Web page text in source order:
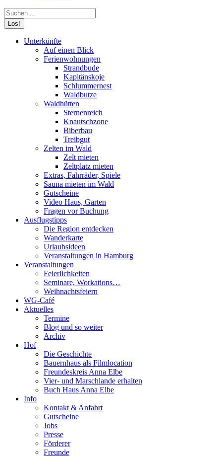
Search:
Unterkünfte
Auf einen Blick
Ferienwohnungen
Strandbude
Kapitänskoje
Schlummernest
Waldbutze
Waldhütten
Sternenreich
Knautschzone
Biberbau
Treibgut
Zelten im Wald
Zelt mieten
Zeltplatz mieten
Extras, Fahrräder, Spiele
Sauna mieten im Wald
Gutscheine
Video Haus, Garten
Fragen vor Buchung
Ausflugstipps
Die Region entdecken
Wanderkarte
Urlaubsideen
Veranstaltungen in Hamburg
Veranstaltungen
Feierlichkeiten
Seminare, Workations…
Weihnachtsfeiern
WG-Café
Aktuelles
Termine
Blog und so weiter
Archiv
Hof
Die Geschichte
Bauernhaus als Filmlocation
Freundeskreis Anna Elbe
Vier- und Marschlande erhalten
Buch Haus Anna Elbe
Info
Kontakt & Anfahrt
Gutscheine
Jobs
Presse
Förderer
Freunde